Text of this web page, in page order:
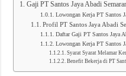
Gaji PT Santos Jaya Abadi
Lowongan Kerja PT Santos
Profil PT Santos Jaya Abadi
Daftar Gaji PT Santos Jaya
Lowongan Kerja PT Santos
Syarat Syarat Melamar
Benefit Bekerja di PT